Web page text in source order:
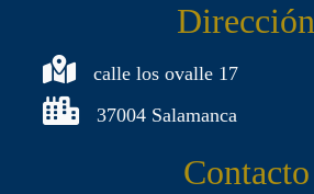
Dirección
calle los ovalle 17
37004 Salamanca
Contacto